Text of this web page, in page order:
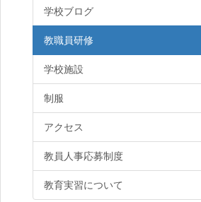
学校ブログ
教職員研修
学校施設
制服
アクセス
教員人事応募制度
教育実習について